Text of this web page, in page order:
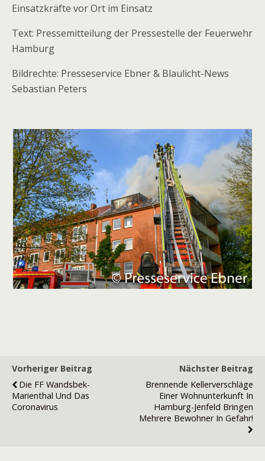
Einsatzkräfte vor Ort im Einsatz
Text: Pressemitteilung der Pressestelle der Feuerwehr
Hamburg
Bildrechte: Presseservice Ebner & Blaulicht-News
Sebastian Peters
Vorheriger Beitrag
Die FF Wandsbek-
Marienthal Und Das
Coronavirus
Nächster Beitrag
Brennende Kellerverschläge
Einer Wohnunterkunft In
Hamburg-Jenfeld Bringen
Mehrere Bewohner In Gefahr!